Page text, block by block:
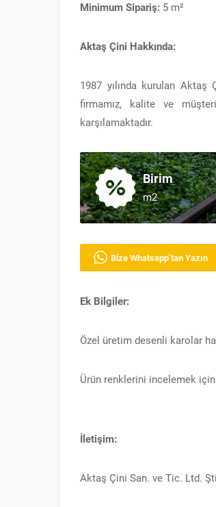
Minimum Sipariş: 5 m²
Aktaş Çini Hakkında:
1987 yılında kurulan
firmamız, kalite ve
karşılamaktadır.
Birim
m2
Bize Whatsapp’tan Yazın
Ek Bilgiler:
Özel üretim desenli karolar
Ürün renklerini incelemek
İletişim:
Aktaş Çini San. ve Tic. Ltd.